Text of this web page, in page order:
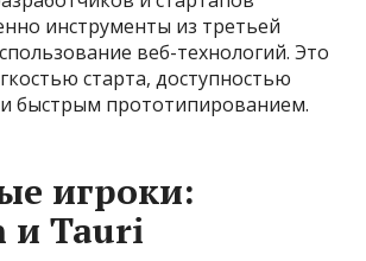
инструменты из третьей
веб-технологий. Это
старта, доступностью
быстрым прототипированием.
игроки:
и Tauri